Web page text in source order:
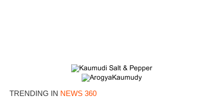
TRENDING IN NEWS 360